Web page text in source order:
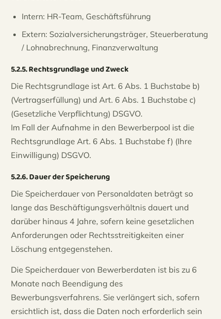
Intern: HR-Team, Geschäftsführung
Extern: Sozialversicherungsträger, Steuerberatung
/ Lohnabrechnung, Finanzverwaltung
5.2.5. Rechtsgrundlage und Zweck
Die Rechtsgrundlage ist Art. 6 Abs. 1 Buchstabe b)
(Vertragserfüllung) und Art. 6 Abs. 1 Buchstabe c)
(Gesetzliche Verpflichtung) DSGVO.
Im Fall der Aufnahme in den Bewerberpool ist die
Rechtsgrundlage Art. 6 Abs. 1 Buchstabe f) (Ihre
Einwilligung) DSGVO.
5.2.6. Dauer der Speicherung
Die Speicherdauer von Personaldaten beträgt so
lange das Beschäftigungsverhältnis dauert und
darüber hinaus 4 Jahre, sofern keine gesetzlichen
Anforderungen oder Rechtsstreitigkeiten einer
Löschung entgegenstehen.
Die Speicherdauer von Bewerberdaten ist bis zu 6
Monate nach Beendigung des
Bewerbungsverfahrens. Sie verlängert sich, sofern
ersichtlich ist, dass die Daten noch erforderlich sein